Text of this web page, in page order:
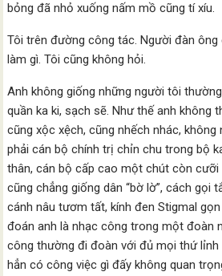
bỏng đã nhỏ xuống nấm mồ cũng tí xíu.
Tôi trên đường công tác. Người đàn ông
làm gì. Tôi cũng không hỏi.
Anh không giống những người tôi
quần ka ki, sạch sẽ. Như thế anh không
cũng xộc xệch, cũng nhếch nhác, không
phải cán bộ chính trị chỉn chu trong bộ
thân, cán bộ cấp cao một chút còn cưỡi
cũng chẳng giống dân “bờ lờ”, cách gọi
cánh nâu tươm tất, kính đen Stigmal
đoán anh là nhạc công trong một đoàn
công thường đi đoàn với đủ mọi thứ lỉnh
hẳn có công việc gì đấy không quan